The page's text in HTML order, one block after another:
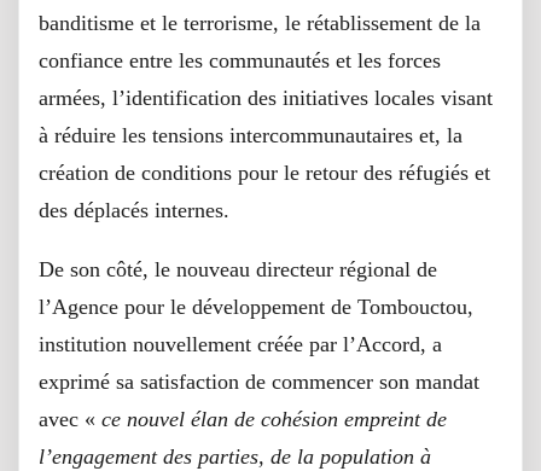
banditisme et le terrorisme, le rétablissement de la
confiance entre les communautés et les forces
armées, l’identification des initiatives locales visant
à réduire les tensions intercommunautaires et, la
création de conditions pour le retour des réfugiés et
des déplacés internes.
De son côté, le nouveau directeur régional de
l’Agence pour le développement de Tombouctou,
institution nouvellement créée par l’Accord, a
exprimé sa satisfaction de commencer son mandat
avec « ce nouvel élan de cohésion empreint de
l’engagement des parties, de la population à